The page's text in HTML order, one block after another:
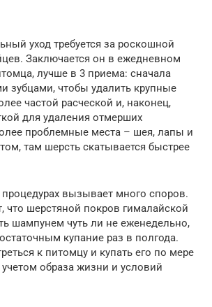
уход требуется за роскошной
Заключается он в ежедневном
лучше в 3 приема: сначала
зубцами, чтобы удалить крупные
частой расческой и, наконец,
для удаления отмерших
проблемные места – шея, лапы и
там шерсть скатывается быстрее
вызывает много споров.
что шерстяной покров гималайской
шампунем чуть ли не еженедельно,
купание раз в полгода.
к питомцу и купать его по мере
образа жизни и условий